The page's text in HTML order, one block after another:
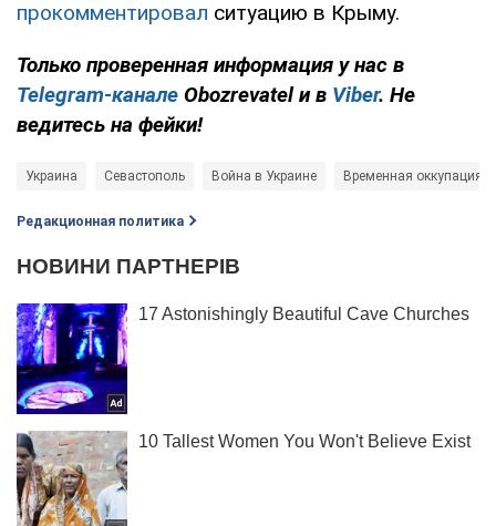
прокомментировал ситуацию в Крыму.
Только проверенная информация у нас в
Telegram-канале Obozrevatel и в Viber. Не
ведитесь на фейки!
Украина Севастополь Война в Украине Временная оккупация
Редакционная политика